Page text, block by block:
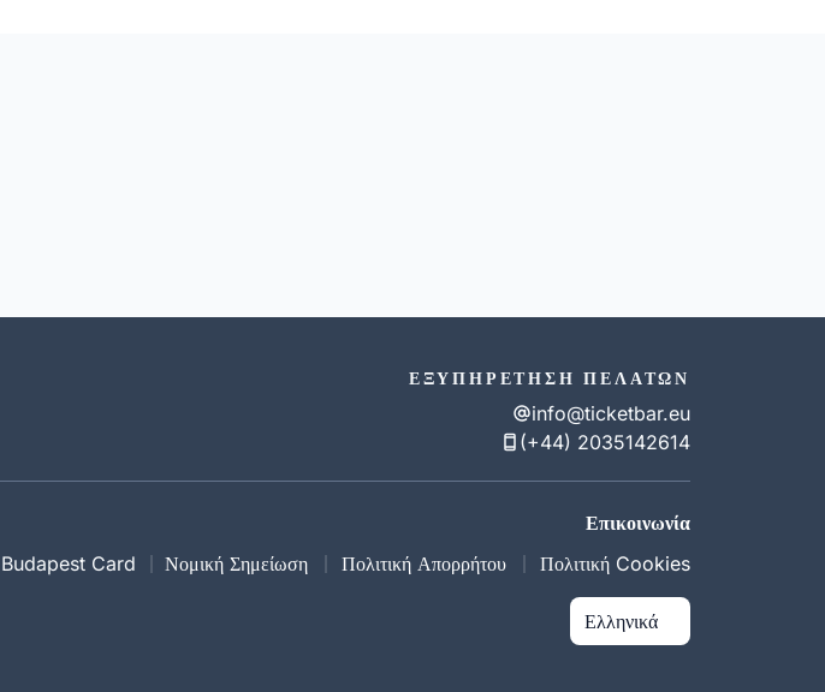
ΕΞΥΠΗΡΈΤΗΣΗ ΠΕΛΑΤΏΝ
info@ticketbar.eu
(+44) 2035142614
Επικοινωνία
Card
Νομική Σημείωση Πολιτική Απορρήτου Πολιτική Cookies